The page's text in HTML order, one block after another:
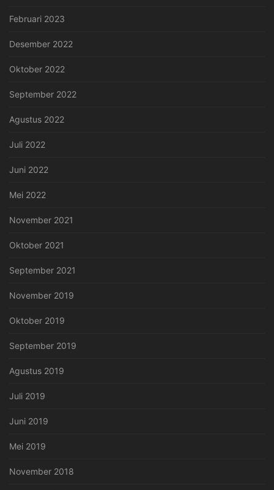
Februari 2023
Desember 2022
Oktober 2022
September 2022
Agustus 2022
Juli 2022
Juni 2022
Mei 2022
November 2021
Oktober 2021
September 2021
November 2019
Oktober 2019
September 2019
Agustus 2019
Juli 2019
Juni 2019
Mei 2019
November 2018